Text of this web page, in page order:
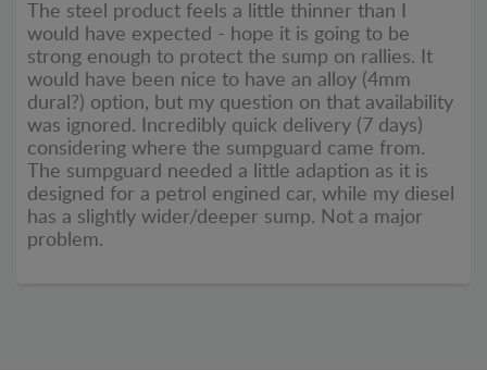
The steel product feels a little thinner than I
would have expected - hope it is going to be
strong enough to protect the sump on rallies. It
would have been nice to have an alloy (4mm
dural?) option, but my question on that availability
was ignored. Incredibly quick delivery (7 days)
considering where the sumpguard came from.
The sumpguard needed a little adaption as it is
designed for a petrol engined car, while my diesel
has a slightly wider/deeper sump. Not a major
problem.